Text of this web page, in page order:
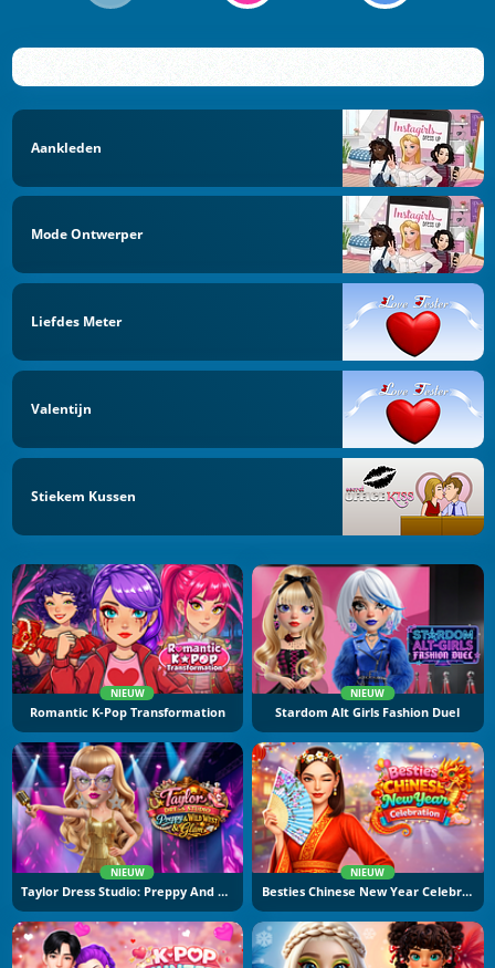
Aankleden
Mode Ontwerper
Liefdes Meter
Valentijn
Stiekem Kussen
NIEUW
Romantic K-Pop Transformation
NIEUW
Stardom Alt Girls Fashion Duel
NIEUW
Taylor Dress Studio: Preppy And Wild West Glam
NIEUW
Besties Chinese New Year Celebration